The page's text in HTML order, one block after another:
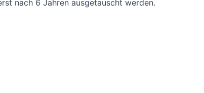
nach 6 Jahren ausgetauscht werden.